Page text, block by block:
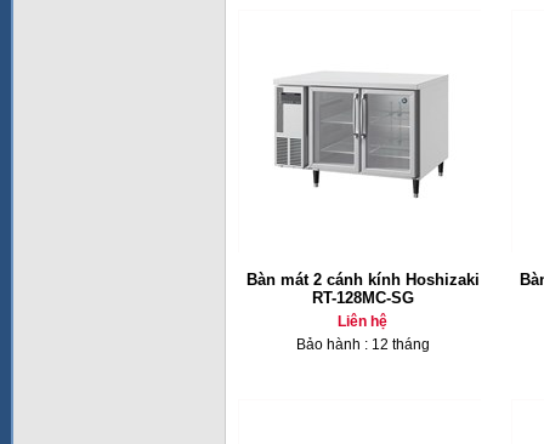
Bàn mát 2 cánh kính Hoshizaki
RT-128MC-SG
Liên hệ
Bảo hành : 12 tháng